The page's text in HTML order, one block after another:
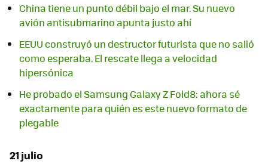
China tiene un punto débil bajo el mar. Su nuevo
avión antisubmarino apunta justo ahí
EEUU construyó un destructor futurista que no salió
como esperaba. El rescate llega a velocidad
hipersónica
He probado el Samsung Galaxy Z Fold8: ahora sé
exactamente para quién es este nuevo formato de
plegable
21 julio